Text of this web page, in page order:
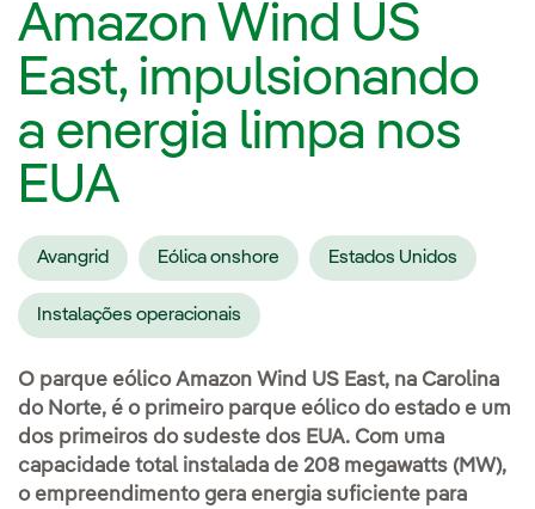
Amazon Wind US
East, impulsionando
a energia limpa nos
EUA
Avangrid Eólica onshore Estados Unidos
Instalações operacionais
O parque eólico Amazon Wind US East, na Carolina
do Norte, é o primeiro parque eólico do estado e um
dos primeiros do sudeste dos EUA. Com uma
capacidade total instalada de 208 megawatts (MW),
o empreendimento gera energia suficiente para